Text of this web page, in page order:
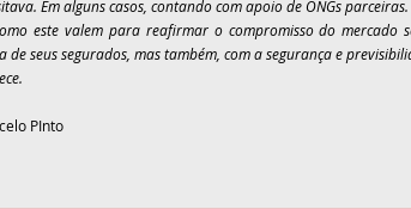
Em alguns casos, contando com apoio de ONGs parceiras.
este valem para reafirmar o compromisso do mercado
de seus segurados, mas também, com a segurança e
PInto